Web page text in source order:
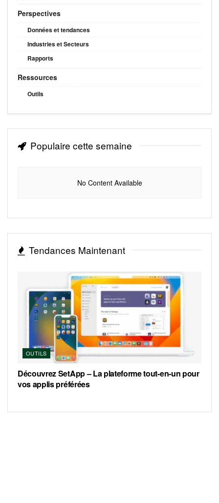
Perspectives
Données et tendances
Industries et Secteurs
Rapports
Ressources
Outils
Populaire cette semaine
No Content Available
Tendances Maintenant
OUTILS
Découvrez SetApp – La plateforme tout-en-un pour
vos applis préférées